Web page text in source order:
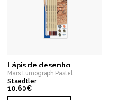
Lápis de desenho
Mars Lumograph Pastel
Staedtler
10.60€